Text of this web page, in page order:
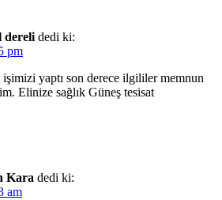
dereli dedi ki:
pm
yaptı son derece ilgililer memnun
Elinize sağlık Güneş tesisat
Kara dedi ki:
am